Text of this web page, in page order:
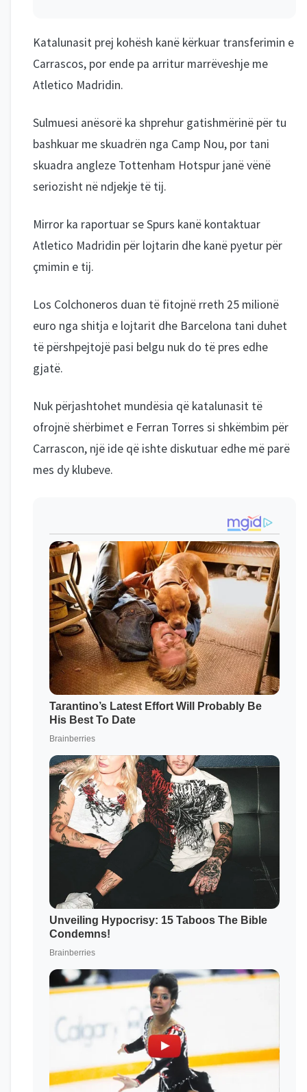
Katalunasit prej kohësh kanë kërkuar transferimin e
Carrascos, por ende pa arritur marrëveshje me
Atletico Madridin.
Sulmuesi anësorë ka shprehur gatishmërinë për tu
bashkuar me skuadrën nga Camp Nou, por tani
skuadra angleze Tottenham Hotspur janë vënë
seriozisht në ndjekje të tij.
Mirror ka raportuar se Spurs kanë kontaktuar
Atletico Madridin për lojtarin dhe kanë pyetur për
çmimin e tij.
Los Colchoneros duan të fitojnë rreth 25 milionë
euro nga shitja e lojtarit dhe Barcelona tani duhet
të përshpejtojë pasi belgu nuk do të pres edhe
gjatë.
Nuk përjashtohet mundësia që katalunasit të
ofrojnë shërbimet e Ferran Torres si shkëmbim për
Carrascon, një ide që ishte diskutuar edhe më parë
mes dy klubeve.